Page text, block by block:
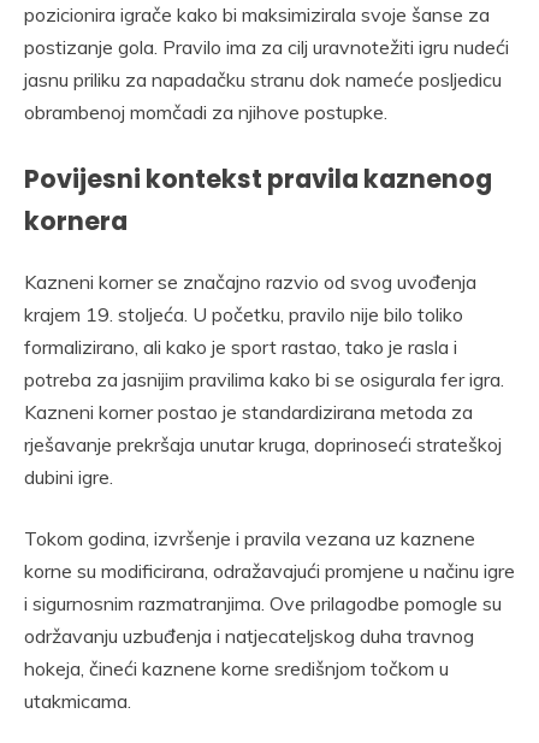
pozicionira igrače kako bi maksimizirala svoje šanse za
postizanje gola. Pravilo ima za cilj uravnotežiti igru nudeći
jasnu priliku za napadačku stranu dok nameće posljedicu
obrambenoj momčadi za njihove postupke.
Povijesni kontekst pravila kaznenog
kornera
Kazneni korner se značajno razvio od svog uvođenja
krajem 19. stoljeća. U početku, pravilo nije bilo toliko
formalizirano, ali kako je sport rastao, tako je rasla i
potreba za jasnijim pravilima kako bi se osigurala fer igra.
Kazneni korner postao je standardizirana metoda za
rješavanje prekršaja unutar kruga, doprinoseći strateškoj
dubini igre.
Tokom godina, izvršenje i pravila vezana uz kaznene
korne su modificirana, odražavajući promjene u načinu igre
i sigurnosnim razmatranjima. Ove prilagodbe pomogle su
održavanju uzbuđenja i natjecateljskog duha travnog
hokeja, čineći kaznene korne središnjom točkom u
utakmicama.